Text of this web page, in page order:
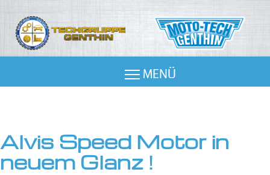
Alvis Speed Motor in
neuem Glanz !